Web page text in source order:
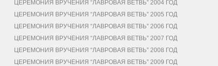
ЦЕРЕМОНИЯ ВРУЧЕНИЯ “ЛАВРОВАЯ ВЕТВЬ” 2004 ГОД
ЦЕРЕМОНИЯ ВРУЧЕНИЯ “ЛАВРОВАЯ ВЕТВЬ” 2005 ГОД
ЦЕРЕМОНИЯ ВРУЧЕНИЯ “ЛАВРОВАЯ ВЕТВЬ” 2006 ГОД
ЦЕРЕМОНИЯ ВРУЧЕНИЯ “ЛАВРОВАЯ ВЕТВЬ” 2007 ГОД
ЦЕРЕМОНИЯ ВРУЧЕНИЯ “ЛАВРОВАЯ ВЕТВЬ” 2008 ГОД
ЦЕРЕМОНИЯ ВРУЧЕНИЯ “ЛАВРОВАЯ ВЕТВЬ” 2009 ГОД